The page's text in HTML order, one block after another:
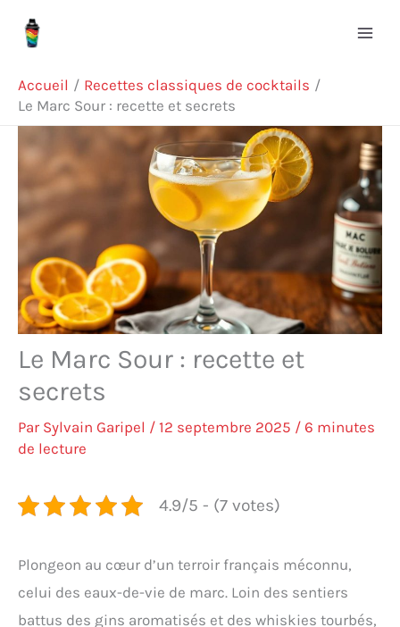
Accueil
Recettes classiques de cocktails
Le Marc Sour : recette et secrets
Le Marc Sour : recette et
secrets
Par Sylvain Garipel / 12 septembre 2025 / 6 minutes
de lecture
4.9/5 - (7 votes)
Plongeon au cœur d’un terroir français méconnu,
celui des eaux-de-vie de marc. Loin des sentiers
battus des gins aromatisés et des whiskies tourbés,
Rechercher